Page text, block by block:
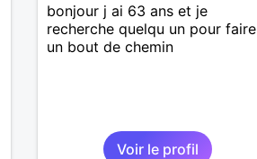
bonjour j ai 63 ans et je
recherche quelqu un pour faire
un bout de chemin
Voir le profil